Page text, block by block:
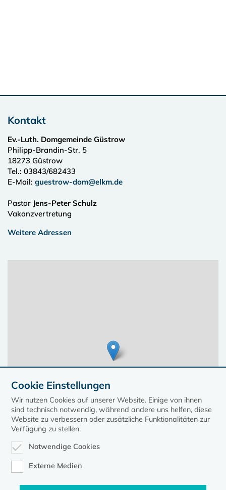
Kontakt
Ev.-Luth. Domgemeinde Güstrow
Philipp-Brandin-Str. 5
18273 Güstrow
Tel.: 03843/682433
E-Mail: guestrow-dom@elkm.de
Pastor Jens-Peter Schulz
Vakanzvertretung
Weitere Adressen
Cookie Einstellungen
Wir nutzen Cookies auf unserer Website. Einige von ihnen
sind technisch notwendig, während andere uns helfen, diese
Website zu verbessern oder zusätzliche Funktionalitäten zur
Verfügung zu stellen.
Notwendige Cookies
Externe Medien